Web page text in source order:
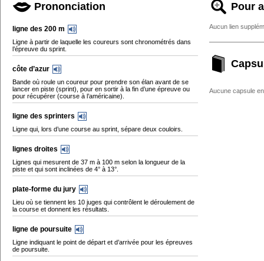
Prononciation
ligne des 200 m
Ligne à partir de laquelle les coureurs sont chronométrés dans
l’épreuve du sprint.
côte d’azur
Bande où roule un coureur pour prendre son élan avant de se
lancer en piste (sprint), pour en sortir à la fin d’une épreuve ou
pour récupérer (course à l’américaine).
ligne des sprinters
Ligne qui, lors d’une course au sprint, sépare deux couloirs.
lignes droites
Lignes qui mesurent de 37 m à 100 m selon la longueur de la
piste et qui sont inclinées de 4° à 13°.
plate-forme du jury
Lieu où se tiennent les 10 juges qui contrôlent le déroulement de
la course et donnent les résultats.
ligne de poursuite
Ligne indiquant le point de départ et d’arrivée pour les épreuves
de poursuite.
Pour
Aucun lien
Aucune capsule